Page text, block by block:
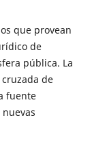
que provean
de
pública. La
de
fuente